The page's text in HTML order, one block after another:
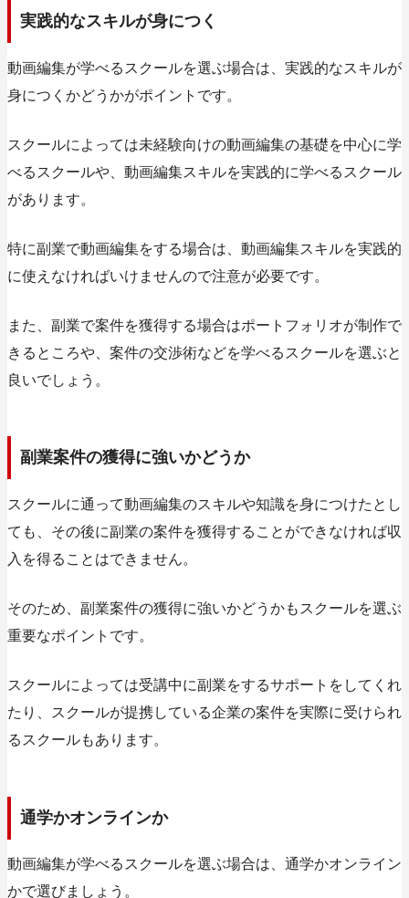
実践的なスキルが身につく
動画編集が学べるスクールを選ぶ場合は、実践的なスキルが
身につくかどうかがポイントです。
スクールによっては未経験向けの動画編集の基礎を中心に学
べるスクールや、動画編集スキルを実践的に学べるスクール
があります。
特に副業で動画編集をする場合は、動画編集スキルを実践的
に使えなければいけませんので注意が必要です。
また、副業で案件を獲得する場合はポートフォリオが制作で
きるところや、案件の交渉術などを学べるスクールを選ぶと
良いでしょう。
副業案件の獲得に強いかどうか
スクールに通って動画編集のスキルや知識を身につけたとし
ても、その後に副業の案件を獲得することができなければ収
入を得ることはできません。
そのため、副業案件の獲得に強いかどうかもスクールを選ぶ
重要なポイントです。
スクールによっては受講中に副業をするサポートをしてくれ
たり、スクールが提携している企業の案件を実際に受けられ
るスクールもあります。
通学かオンラインか
動画編集が学べるスクールを選ぶ場合は、通学かオンライン
かで選びましょう。